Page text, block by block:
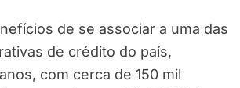
de se associar a uma das
de crédito do país,
com cerca de 150 mil